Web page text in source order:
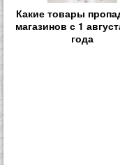
Какие товары
магазинов с 1
года